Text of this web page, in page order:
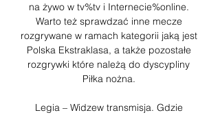
na żywo w tv%tv i Internecie%online.
Warto też sprawdzać inne mecze
rozgrywane w ramach kategorii jaką jest
Polska Ekstraklasa, a także pozostałe
rozgrywki które należą do dyscypliny
Piłka nożna.
Legia – Widzew transmisja. Gdzie